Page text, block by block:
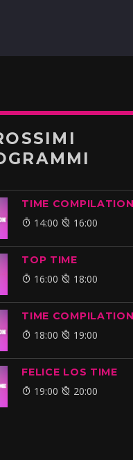
TIME COMPILATION
14:00 16:00
TOP TIME
16:00 18:00
TIME COMPILATION
18:00 19:00
FELICE LOS TIME
19:00 20:00